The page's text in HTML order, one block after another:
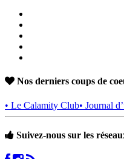
Nos derniers coups de
• Le Calamity Club• Journal
Suivez-nous sur les